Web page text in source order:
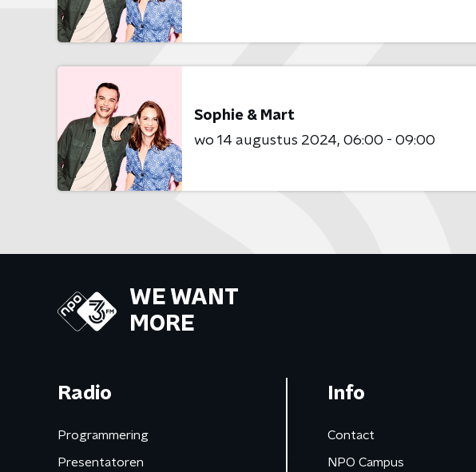
Sophie & Mart
wo 14 augustus 2024 06:00 - 09:00
WE WANT
MORE
Radio
Programmering
Presentatoren
Info
Contact
NPO Campus